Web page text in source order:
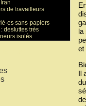
la
et
Il
de travailleurs
sans-papiers
desluttes très
isolés